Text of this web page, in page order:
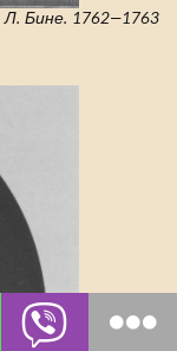
Бине. 1762—1763